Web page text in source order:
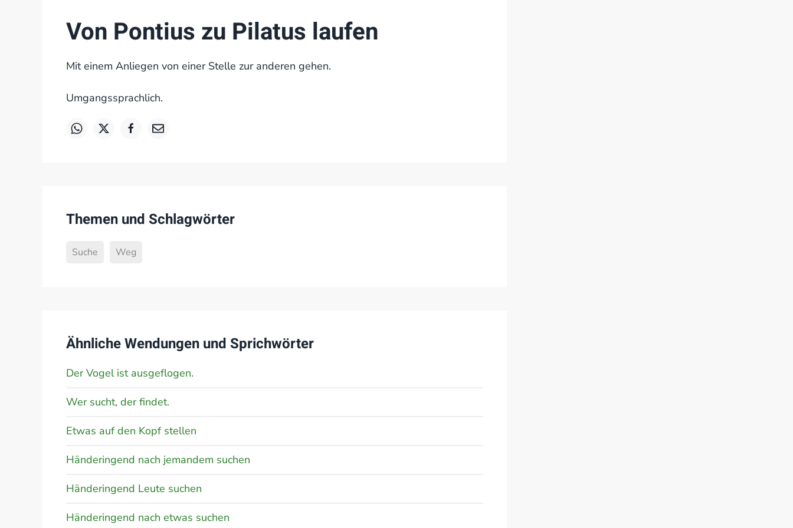
Von Pontius zu Pilatus laufen
Mit einem Anliegen von einer Stelle zur anderen gehen.
Umgangssprachlich.
Themen und Schlagwörter
Suche Weg
Ähnliche Wendungen und Sprichwörter
Der Vogel ist ausgeflogen.
Wer sucht, der findet.
Etwas auf den Kopf stellen
Händeringend nach jemandem suchen
Händeringend Leute suchen
Händeringend nach etwas suchen